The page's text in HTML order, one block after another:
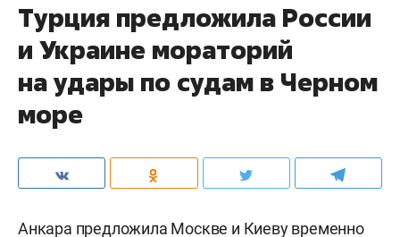
Турция предложила России
и Украине мораторий
на удары по судам в Черном
море
Анкара предложила Москве и Киеву временно